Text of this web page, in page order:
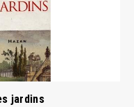
jardins